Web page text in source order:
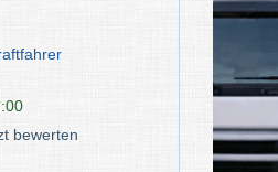
bewerten